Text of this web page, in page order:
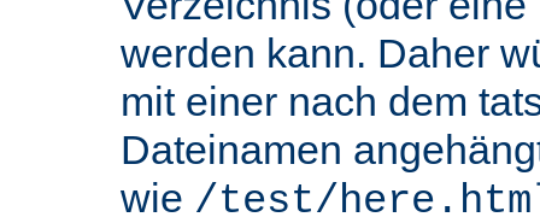
werden kann. Daher
mit einer nach dem
Dateinamen
wie /test/